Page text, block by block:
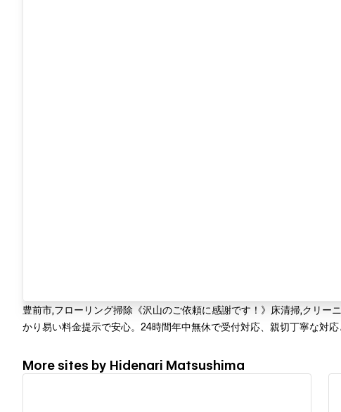
豊前市,フローリング掃除《沢山のご依頼に感謝です！》床清掃,クリ
かり易い料金提示で安心。24時間年中無休で受付対応、親切丁寧な対
More sites by Hidenari Matsushima